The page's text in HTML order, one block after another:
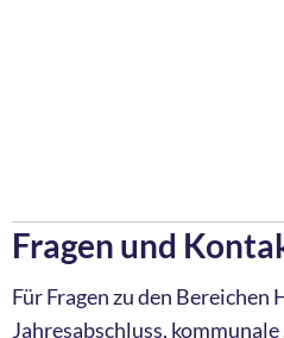
Fragen und
Für Fragen zu den Bereichen
Jahresabschluss,